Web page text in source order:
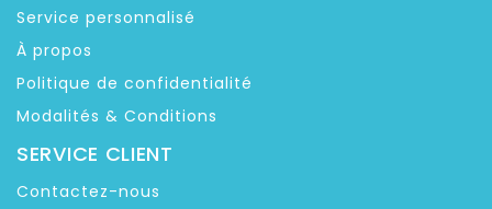
Service personnalisé
À propos
Politique de confidentialité
Modalités & Conditions
SERVICE CLIENT
Contactez-nous